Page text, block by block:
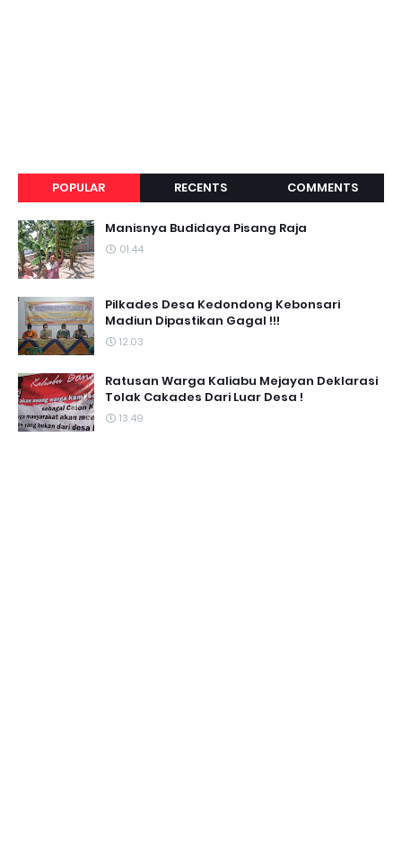
POPULAR RECENTS COMMENTS
Manisnya Budidaya Pisang Raja
01.44
Pilkades Desa Kedondong Kebonsari
Madiun Dipastikan Gagal !!!
12.03
Ratusan Warga Kaliabu Mejayan Deklarasi
Tolak Cakades Dari Luar Desa !
13.49